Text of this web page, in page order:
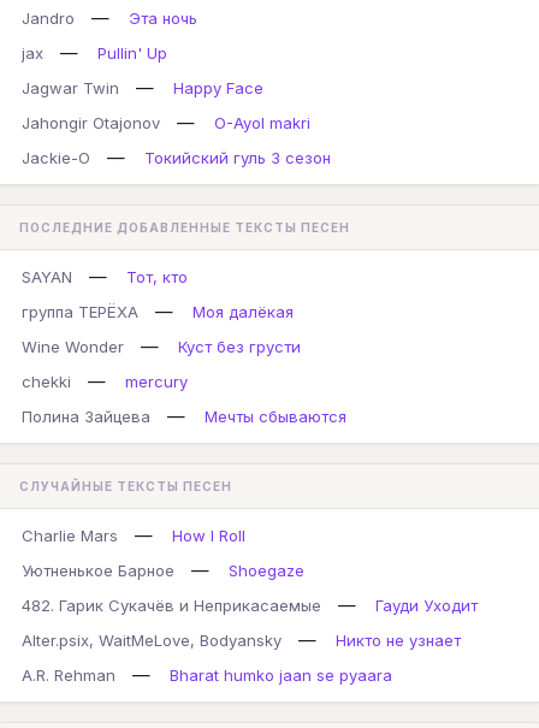
Jandro
—
Эта ночь
jax
—
Pullin' Up
Jagwar Twin
—
Happy Face
Jahongir Otajonov
—
O-Ayol makri
Jackie-O
— Токийский гуль 3 сезон
ПОСЛЕДНИЕ ДОБАВЛЕННЫЕ ТЕКСТЫ ПЕСЕН
SAYAN —
Тот, кто
группа ТЕРЁХА
—
Моя далёкая
Wine Wonder
—
Куст без грусти
chekki
—
mercury
Полина Зайцева
— Мечты сбываются
СЛУЧАЙНЫЕ ТЕКСТЫ ПЕСЕН
Charlie Mars —
How I Roll
Уютненькое Барное
—
Shoegaze
482. Гарик Сукачёв и Неприкасаемые
—
Гауди Уходит
Alter.psix, WaitMeLove, Bodyansky
—
Никто не узнает
A.R. Rehman
— Bharat humko jaan se pyaara